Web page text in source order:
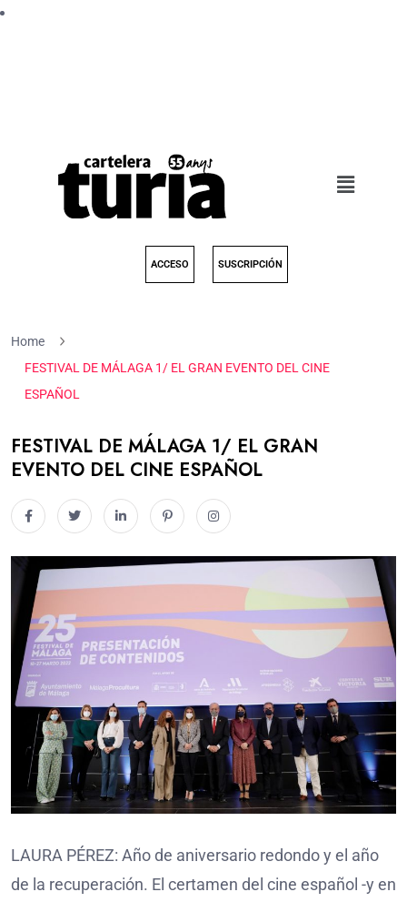
ACCESO SUSCRIPCIÓN
Home
FESTIVAL DE MÁLAGA 1/ EL GRAN EVENTO DEL CINE
ESPAÑOL
FESTIVAL DE MÁLAGA 1/ EL GRAN
EVENTO DEL CINE ESPAÑOL
LAURA PÉREZ: Año de aniversario redondo y el año
de la recuperación. El certamen del cine español -y en